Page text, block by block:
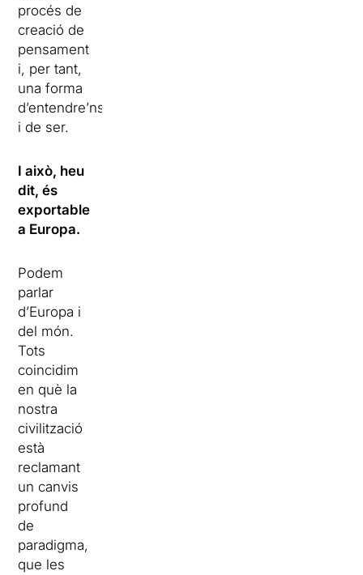
procés de
creació de
pensament
i, per tant,
una forma
d’entendre’ns
i de ser.
I això, heu
dit, és
exportable
a Europa.
Podem
parlar
d’Europa i
del món.
Tots
coincidim
en què la
nostra
civilització
està
reclamant
un canvis
profund
de
paradigma,
que les